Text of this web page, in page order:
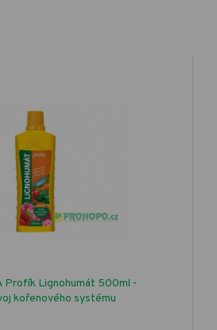
Profík Lignohumát 500ml -
kořenového systému